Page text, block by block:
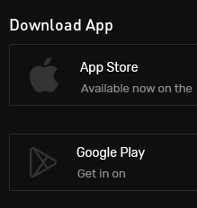
Download App